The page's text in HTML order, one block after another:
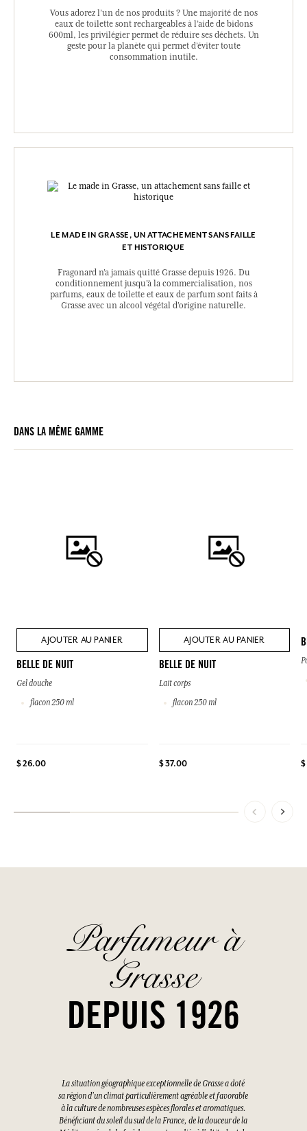
Vous adorez l’un de nos produits ? Une majorité de nos
eaux de toilette sont rechargeables à l’aide de bidons
600ml, les privilégier permet de réduire ses déchets. Un
geste pour la planète qui permet d’éviter toute
consommation inutile.
LE MADE IN GRASSE, UN ATTACHEMENT SANS FAILLE
ET HISTORIQUE
Fragonard n’a jamais quitté Grasse depuis 1926. Du
conditionnement jusqu’à la commercialisation, nos
parfums, eaux de toilette et eaux de parfum sont faits à
Grasse avec un alcool végétal d’origine naturelle.
DANS LA MÊME GAMME
AJOUTER AU PANIER
BELLE DE NUIT
Gel douche
flacon 250 ml
$ 26.00
AJOUTER AU PANIER
BELLE DE NUIT
Lait corps
flacon 250 ml
$ 37.00
Parfumeur à
Grasse
DEPUIS 1926
La situation géographique exceptionnelle de Grasse a doté
sa région d'un climat particulièrement agréable et favorable
à la culture de nombreuses espèces florales et aromatiques.
Bénéficiant du soleil du sud de la France, de la douceur de la